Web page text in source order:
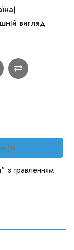
вигляд
(0)
з травленням